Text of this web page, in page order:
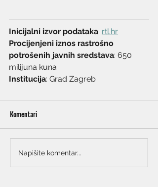
Inicijalni izvor podataka: rtl.hr
Procijenjeni iznos rastrošno
potrošenih javnih sredstava: 650
milijuna kuna
Institucija: Grad Zagreb
Komentari
Napišite komentar...